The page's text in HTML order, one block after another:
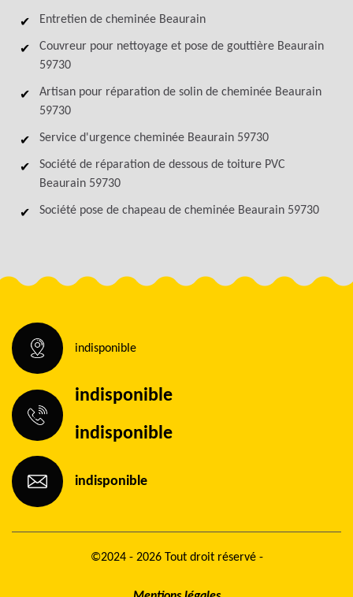
Entretien de cheminée Beaurain
Couvreur pour nettoyage et pose de gouttière Beaurain
59730
Artisan pour réparation de solin de cheminée Beaurain
59730
Service d'urgence cheminée Beaurain 59730
Société de réparation de dessous de toiture PVC
Beaurain 59730
Société pose de chapeau de cheminée Beaurain 59730
indisponible
indisponible
indisponible
indisponible
©2024 - 2026 Tout droit réservé -